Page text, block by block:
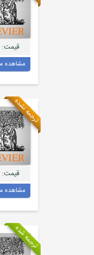
قیمت:
مشاهده
ترجمه نشده
قیمت:
مشاهده
ترجمه شده